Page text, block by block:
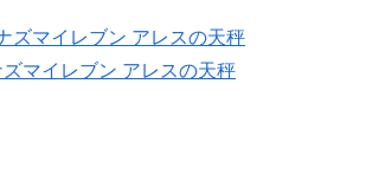
マイレブン アレスの天秤